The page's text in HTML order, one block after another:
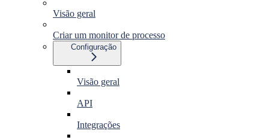
Visão geral
Criar um monitor de processo
Configuração
Visão geral
API
Integrações